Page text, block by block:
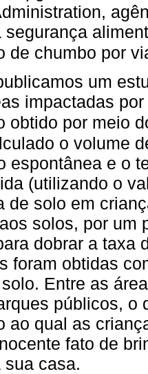
segurança
de chumbo por
um
impactadas
obtido por meio
o volume
espontânea e o
(utilizando o
de solo em
solos, por um
dobrar a taxa
foram obtidas
Entre as
públicos, o
ao qual as
fato de
sua casa.